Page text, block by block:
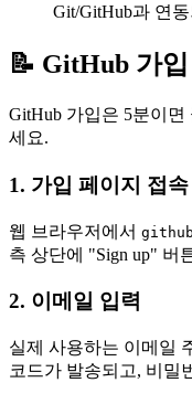
Git/GitHub과 연
📝 GitHub 가
GitHub 가입은 5분이
세요.
1. 가입 페이지 접속
웹 브라우저에서
측 상단에 "Sign up" 버
2. 이메일 입력
실제 사용하는 이메일
코드가 발송되고, 비밀